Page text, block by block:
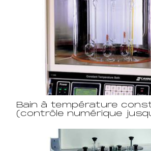
Bain à température
(contrôle numérique